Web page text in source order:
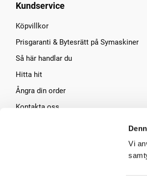
Vi
Kundservice
Köpvillkor
Prisgaranti & Bytesrätt på Symaskiner
Så här handlar du
Hitta hit
Ångra din order
Kontakta oss